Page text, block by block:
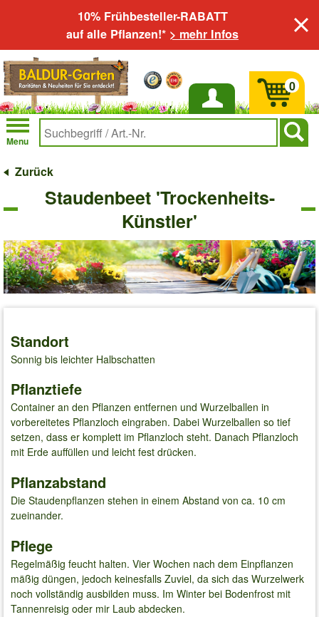
10% Frühbesteller-RABATT
auf alle Pflanzen!* > mehr Infos
Anmelden
Menu
0
Zurück
Staudenbeet 'Trockenheits-
Künstler'
Standort
Sonnig bis leichter Halbschatten
Pflanztiefe
Container an den Pflanzen entfernen und Wurzelballen in
vorbereitetes Pflanzloch eingraben. Dabei Wurzelballen so tief
setzen, dass er komplett im Pflanzloch steht. Danach Pflanzloch
mit Erde auffüllen und leicht fest drücken.
Pflanzabstand
Die Staudenpflanzen stehen in einem Abstand von ca. 10 cm
zueinander.
Pflege
Regelmäßig feucht halten. Vier Wochen nach dem Einpflanzen
mäßig düngen, jedoch keinesfalls Zuviel, da sich das Wurzelwerk
noch vollständig ausbilden muss. Im Winter bei Bodenfrost mit
Tannenreisig oder mir Laub abdecken.